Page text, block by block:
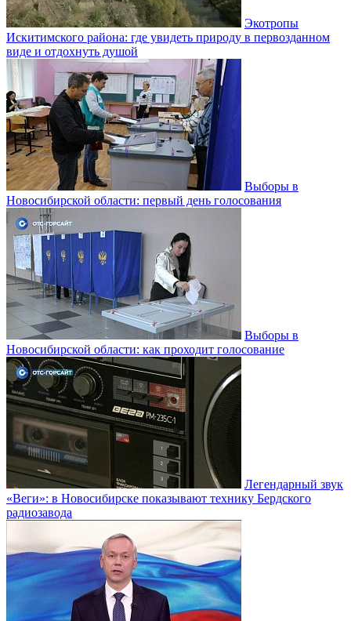
Экотропы
Искитимского района: где увидеть природу в первозданном
виде и отдохнуть душой
Выборы в
Новосибирской области: первый день голосования
Выборы в
Новосибирской области: как проходит голосование
Легендарный звук
«Веги»: в Новосибирске показывают технику Бердского
радиозавода